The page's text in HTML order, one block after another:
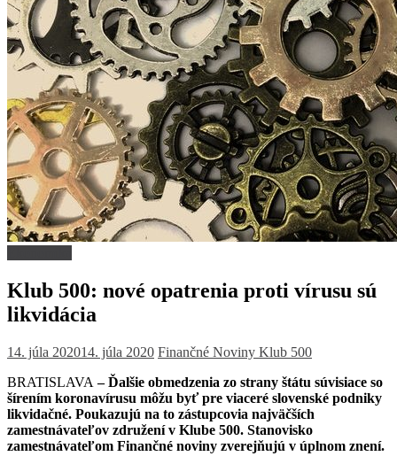
Klub 500: nové opatrenia proti vírusu sú
likvidácia
14. júla 202014. júla 2020 Finančné Noviny Klub 500
BRATISLAVA – Ďalšie obmedzenia zo strany štátu súvisiace so
šírením koronavírusu môžu byť pre viaceré slovenské podniky
likvidačné. Poukazujú na to zástupcovia najväčších
zamestnávateľov združení v Klube 500. Stanovisko
zamestnávateľom Finančné noviny zverejňujú v úplnom znení.